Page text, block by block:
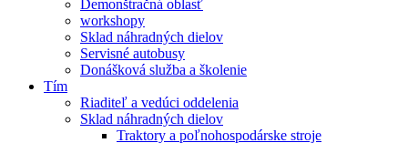
Demonštračná oblasť
workshopy
Sklad náhradných dielov
Servisné autobusy
Donášková služba a školenie
Tím
Riaditeľ a vedúci oddelenia
Sklad náhradných dielov
Traktory a poľnohospodárske stroje